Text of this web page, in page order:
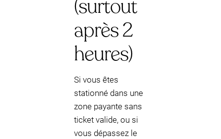
(surtout
après 2
heures)
Si vous êtes
stationné dans une
zone payante sans
ticket valide, ou si
vous dépassez le